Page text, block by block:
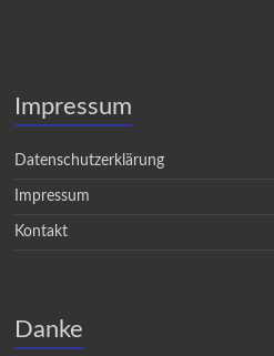
Impressum
Datenschutzerklärung
Impressum
Kontakt
Danke